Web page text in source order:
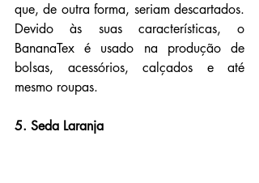
que, de outra forma, seriam descartados.
Devido às suas características, o
BananaTex é usado na produção de
bolsas, acessórios, calçados e até
mesmo roupas.
5. Seda Laranja